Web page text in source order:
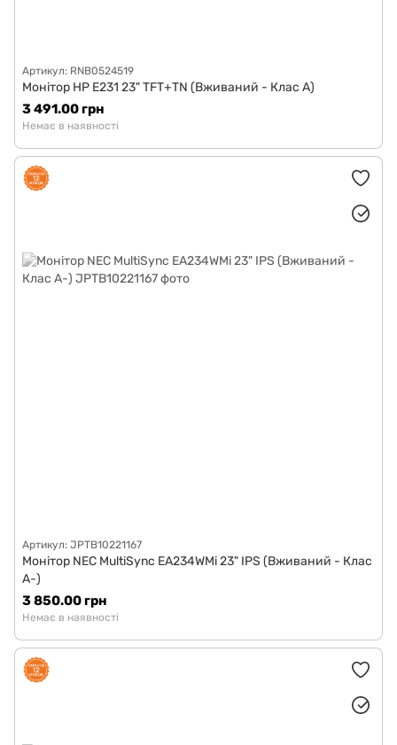
Артикул: RNB0524519
Монітор HP E231 23" TFT+TN (Вживаний - Клас A)
3 491.00 грн
Немає в наявності
Артикул: JPTB10221167
Монітор NEC MultiSync EA234WMi 23" IPS (Вживаний - Клас
A-)
3 850.00 грн
Немає в наявності